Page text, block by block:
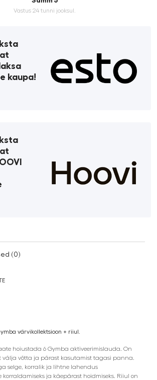
Vastus 24 tunni jooksul.
kaupa!
(0)
värvikollektsioon + riiul.
hoiustada 6 Gymba aktiveerimislauda. On
välja võtta ja pärast kasutamist tagasi panna.
selge, korralik ja lihtne lahendus
ja käepärast hoidmiseks. Riiul on